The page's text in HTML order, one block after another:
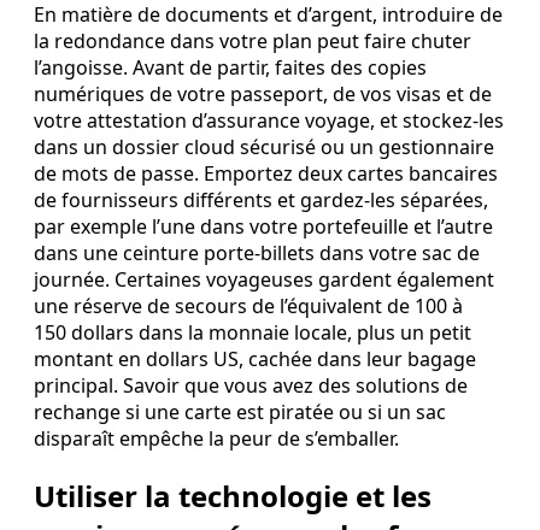
En matière de documents et d’argent, introduire de
la redondance dans votre plan peut faire chuter
l’angoisse. Avant de partir, faites des copies
numériques de votre passeport, de vos visas et de
votre attestation d’assurance voyage, et stockez-les
dans un dossier cloud sécurisé ou un gestionnaire
de mots de passe. Emportez deux cartes bancaires
de fournisseurs différents et gardez-les séparées,
par exemple l’une dans votre portefeuille et l’autre
dans une ceinture porte-billets dans votre sac de
journée. Certaines voyageuses gardent également
une réserve de secours de l’équivalent de 100 à
150 dollars dans la monnaie locale, plus un petit
montant en dollars US, cachée dans leur bagage
principal. Savoir que vous avez des solutions de
rechange si une carte est piratée ou si un sac
disparaît empêche la peur de s’emballer.
Utiliser la technologie et les